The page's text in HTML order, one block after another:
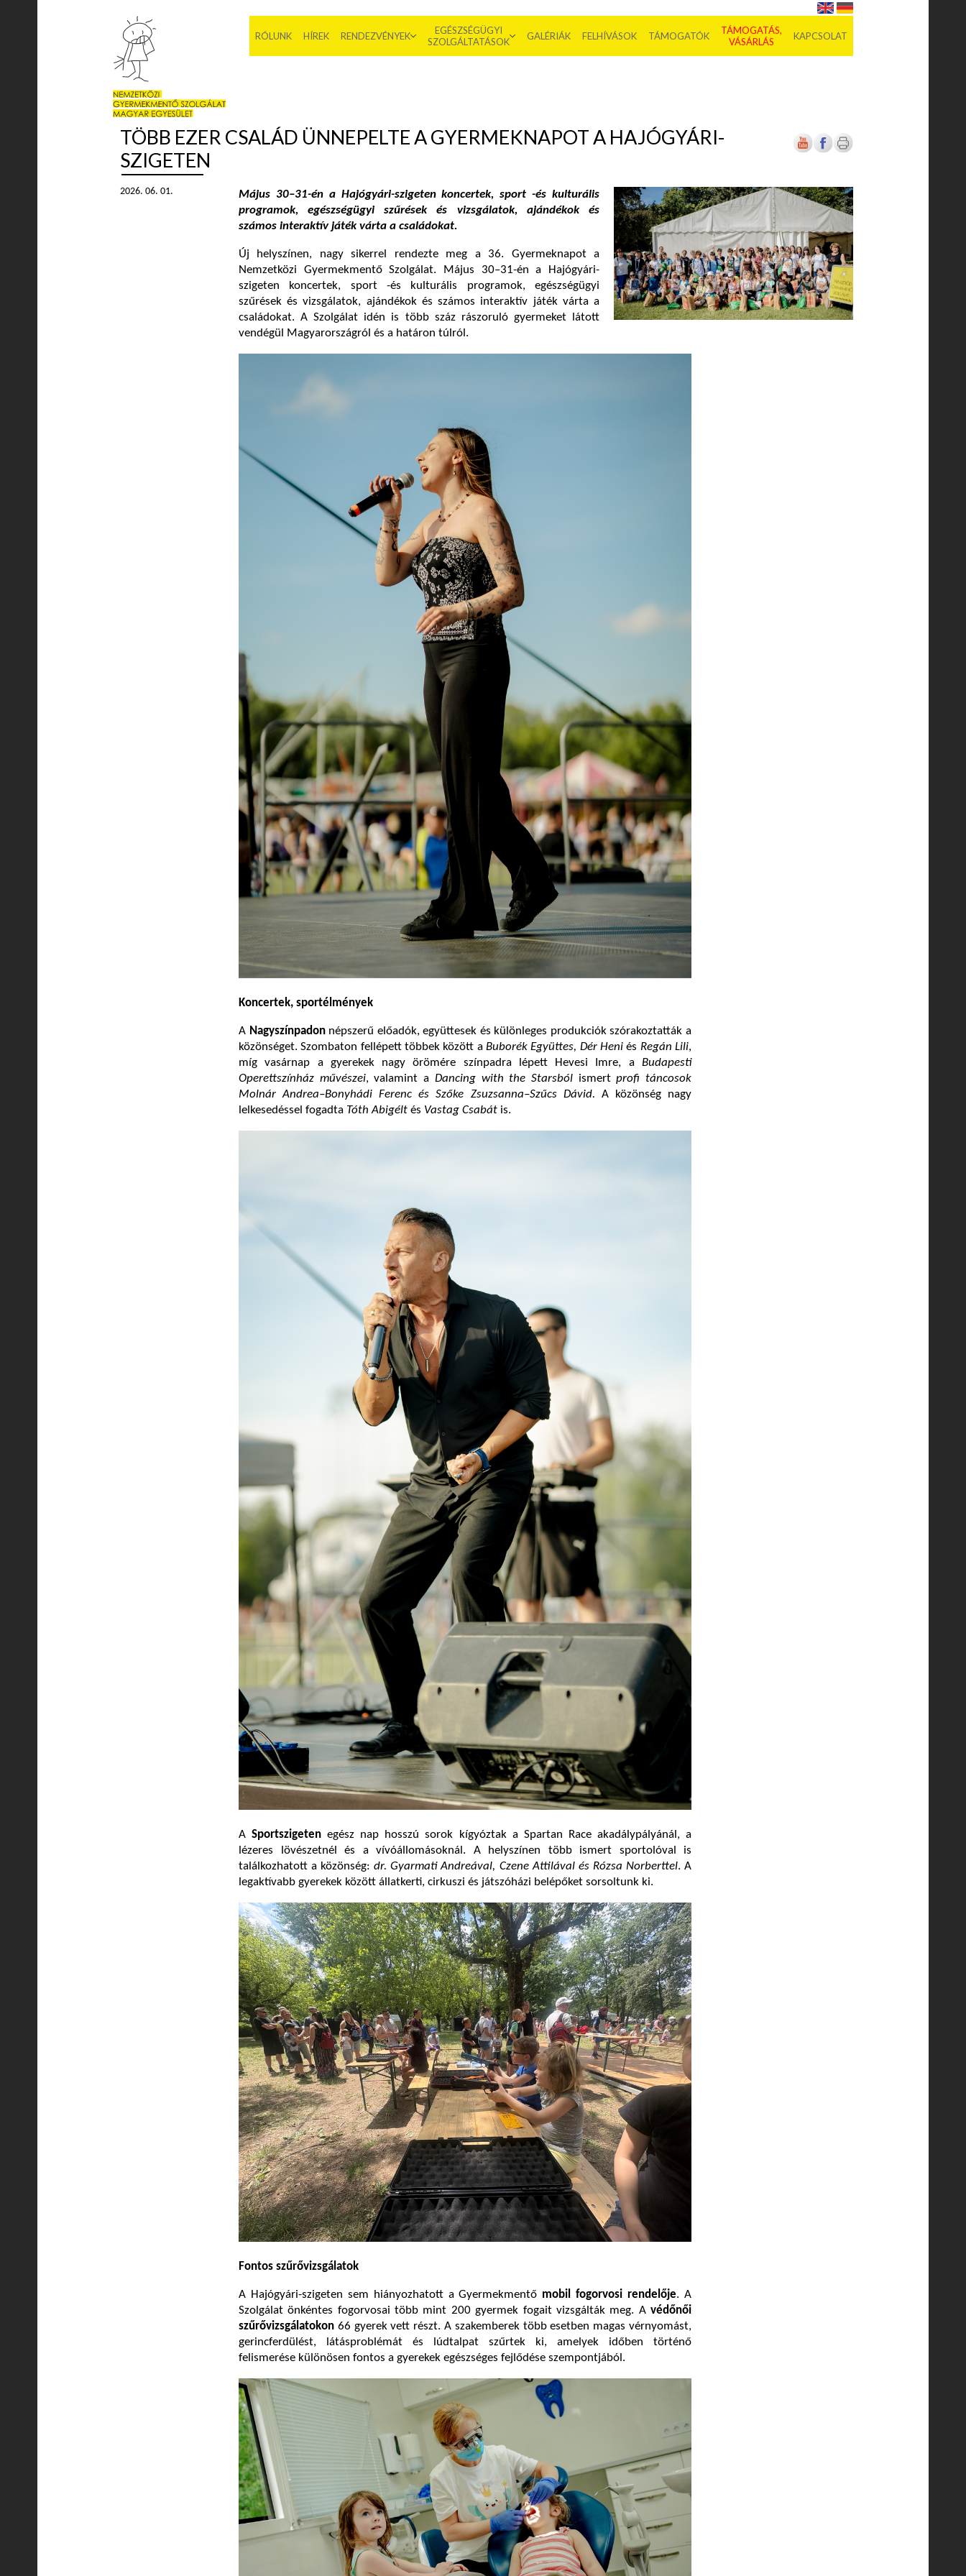
RÓLUNK HÍREK RENDEZVÉNYEK
EGÉSZSÉGÜGYI
SZOLGÁLTATÁSOK
GALÉRIÁK FELHÍVÁSOK TÁMOGATÓK
TÁMOGATÁS,
VÁSÁRLÁS
KAPCSOLAT
TÖBB EZER CSALÁD ÜNNEPELTE A GYERMEKNAPOT A HAJÓGYÁRI-
SZIGETEN
2026. 06. 01.
Május 30–31-én a Hajógyári-szigeten koncertek, sport -és kulturális
programok, egészségügyi szűrések és vizsgálatok, ajándékok és
számos interaktív játék várta a családokat.
Új helyszínen, nagy sikerrel rendezte meg a 36. Gyermeknapot a
Nemzetközi Gyermekmentő Szolgálat. Május 30–31-én a Hajógyári-
szigeten koncertek, sport -és kulturális programok, egészségügyi
szűrések és vizsgálatok, ajándékok és számos interaktív játék várta a
családokat. A Szolgálat idén is több száz rászoruló gyermeket látott
vendégül Magyarországról és a határon túlról.
Koncertek, sportélmények
A Nagyszínpadonnépszerű előadók, együttesek és különleges produkciók szórakoztatták a
közönséget. Szombaton fellépett többek között a Buborék Együttes, Dér Heni és Regán Lili,
míg vasárnap a gyerekek nagy örömére színpadra lépett Hevesi Imre, a Budapesti
Operettszínház művészei, valamint a Dancing with the Starsbólismertprofi táncosok
Molnár Andrea–Bonyhádi Ferenc és Szőke Zsuzsanna–Szűcs Dávid. A közönség nagy
lelkesedéssel fogadta Tóth Abigélt és Vastag Csabát is.
ASportszigeten egész nap hosszú sorok kígyóztak a Spartan Race akadálypályánál, a
lézeres lövészetnél és a vívóállomásoknál. A helyszínen több ismert sportolóval is
találkozhatott a közönség:dr. Gyarmati Andreával, Czene Attilával és Rózsa Norberttel. A
legaktívabb gyerekek között állatkerti, cirkuszi és játszóházi belépőket sorsoltunk ki.
Fontos szűrővizsgálatok
A Hajógyári-szigeten sem hiányozhatott a Gyermekmentő mobil fogorvosi rendelője. A
Szolgálat önkéntes fogorvosai több mint 200 gyermek fogait vizsgálták meg. A védőnői
szűrővizsgálatokon 66 gyerek vett részt. A szakemberek több esetben magas vérnyomást,
gerincferdülést, látásproblémát és lúdtalpat szűrtek ki, amelyek időben történő
felismerése különösen fontos a gyerekek egészséges fejlődése szempontjából.